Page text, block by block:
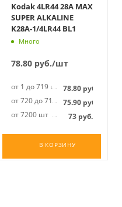
Kodak 4LR44 28A MAX
SUPER ALKALINE
K28A-1/4LR44 BL1
Много
78.80руб./шт
от 1 до 719 шт 78.80руб.
от 720 до 7199 шт75.90руб.
от 7200 шт
73 руб.
В КОРЗИНУ